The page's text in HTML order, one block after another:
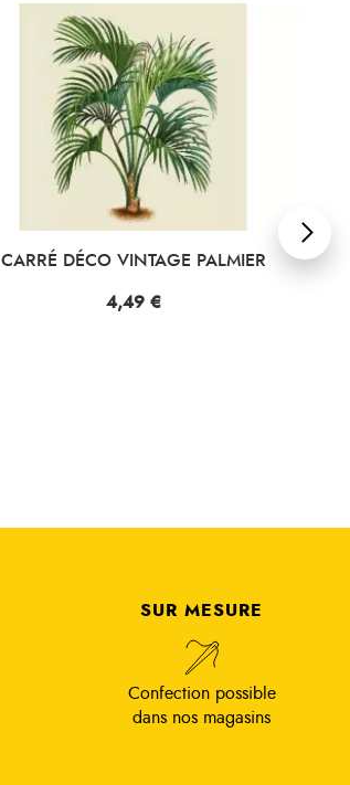
CARRÉ DÉCO VINTAGE PALMIER
Prix
4,49 €
SUR MESURE
Confection possible
dans nos magasins